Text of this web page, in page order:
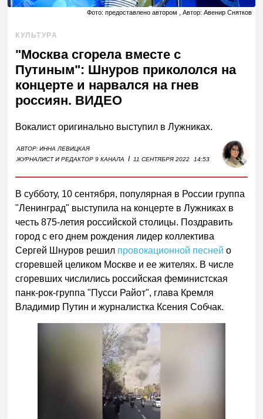
Фото: предоставлено автором , Автор: Авенир Снятков
КУЛЬТУРА
"Москва сгорела вместе с
Путиным": Шнуров прикололся на
концерте и нарвался на гнев
россиян. ВИДЕО
Вокалист оригинально выступил в Лужниках.
АВТОР:ИННА ЛЕВИЦКАЯ
ЖУРНАЛИСТ И РЕДАКТОР 9 КАНАЛА
I 11 СЕНТЯБРЯ 2022 14:53
В субботу, 10 сентября, популярная в России группа
"Ленинград" выступила на концерте в Лужниках в
честь 875-летия российской столицы. Поздравить
город с его днем рождения лидер коллектива
Сергей Шнуров решил провокационной песней о
сгоревшей целиком Москве и ее жителях. В числе
сгоревших числились российская феминистская
панк-рок-группа "Пусси Райот", глава Кремля
Владимир Путин и журналистка Ксения Собчак.